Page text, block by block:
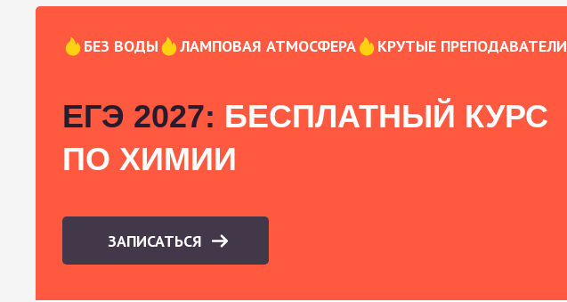
БЕЗ ВОДЫ ЛАМПОВАЯ АТМОСФЕРА КРУТЫЕ ПРЕПОДАВАТЕЛИ
ЕГЭ 2027: БЕСПЛАТНЫЙ КУРС
ПО ХИМИИ
ЗАПИСАТЬСЯ